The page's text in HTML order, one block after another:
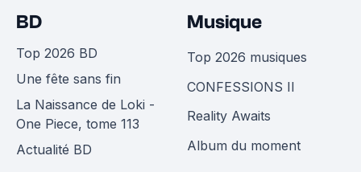
BD
Top 2026 BD
Une fête sans fin
La Naissance de Loki -
One Piece, tome 113
Actualité BD
Musique
Top 2026 musiques
CONFESSIONS II
Reality Awaits
Album du moment